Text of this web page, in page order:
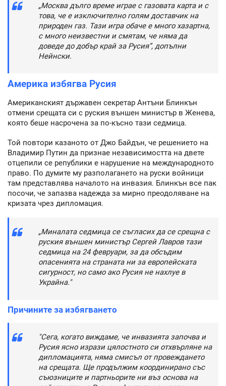
„Москва дълго време играе с газовата карта и с
това, че е изключително голям доставчик на
природен газ. Тази игра обаче е много хазартна,
с много неизвестни и смятам, че няма да
доведе до добър край за Русия”, допълни
Нейнски.
Америка избягва Русия
Американският държавен секретар Антъни Блинкън
отмени срещата си с руския външен министър в Женева,
която беше насрочена за по-късно тази седмица.
Той повтори казаното от Джо Байдън, че решението на
Владимир Путин да признае независимостта на двете
отцепили се републики е нарушение на международното
право. По думите му разполагането на руски войници
там представлява началото на инвазия. Блинкън все пак
посочи, че запазва надежда за мирно преодоляване на
кризата чрез дипломация.
„Миналата седмица се съгласих да се срещна с
руския външен министър Сергей Лавров тази
седмица на 24 февруари, за да обсъдим
опасенията на страната ни за европейската
сигурност, но само ако Русия не нахлуе в
Украйна."
Причините за избягването
"Сега, когато виждаме, че инвазията започва и
Русия ясно изрази цялостното си отхвърляне на
дипломацията, няма смисъл от провеждането
на срещата. Ще продължим координирано със
съюзниците и партньорите ни въз основа на